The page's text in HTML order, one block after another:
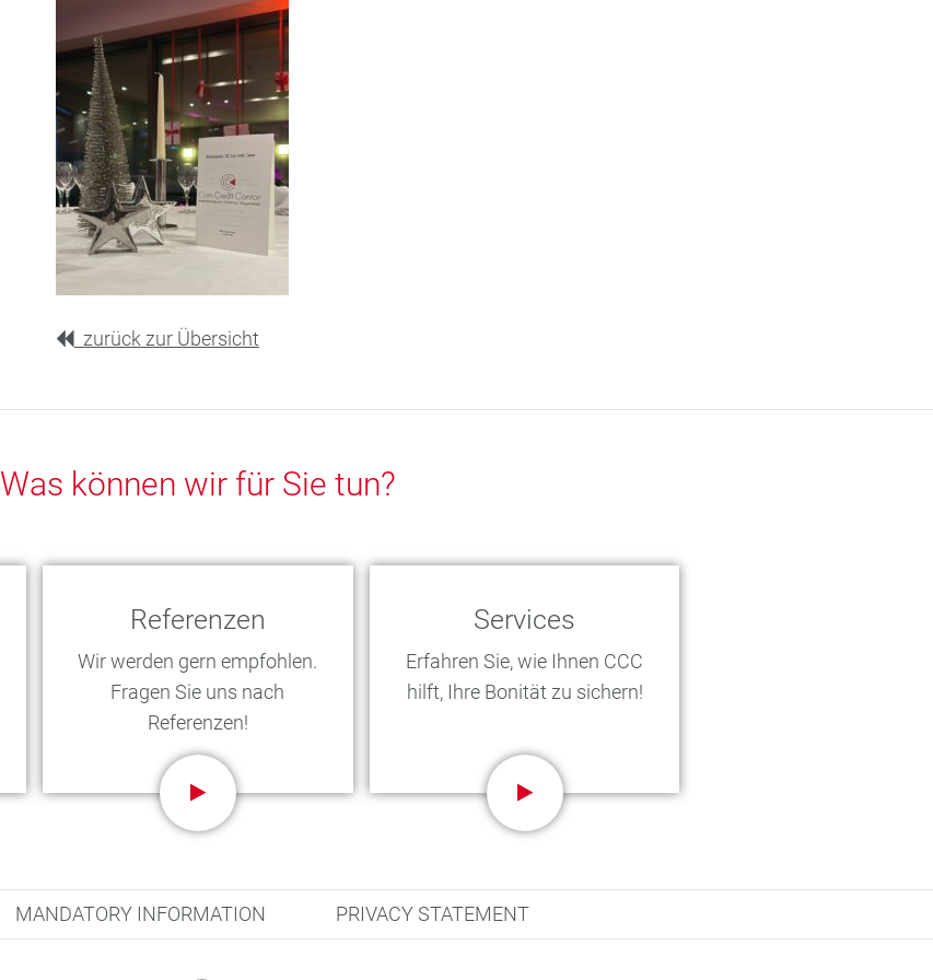
zurück zur Übersicht
Was können wir für Sie tun?
Referenzen
Wir werden gern empfohlen.
Fragen Sie uns nach
Referenzen!
Services
Erfahren Sie, wie Ihnen CCC
hilft, Ihre Bonität zu sichern!
MANDATORY INFORMATION PRIVACY STATEMENT